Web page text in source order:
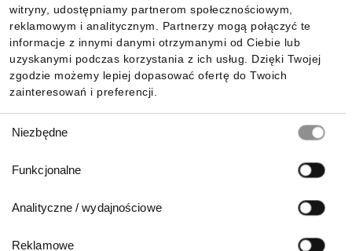
witryny, udostępniamy partnerom społecznościowym,
reklamowym i analitycznym. Partnerzy mogą połączyć te
informacje z innymi danymi otrzymanymi od Ciebie lub
uzyskanymi podczas korzystania z ich usług. Dzięki Twojej
zgodzie możemy lepiej dopasować ofertę do Twoich
zainteresowań i preferencji.
zgody
Niezbędne
Funkcjonalne
Analityczne / wydajnościowe
Reklamowe
Pobierz naszą aplikację mobilną: